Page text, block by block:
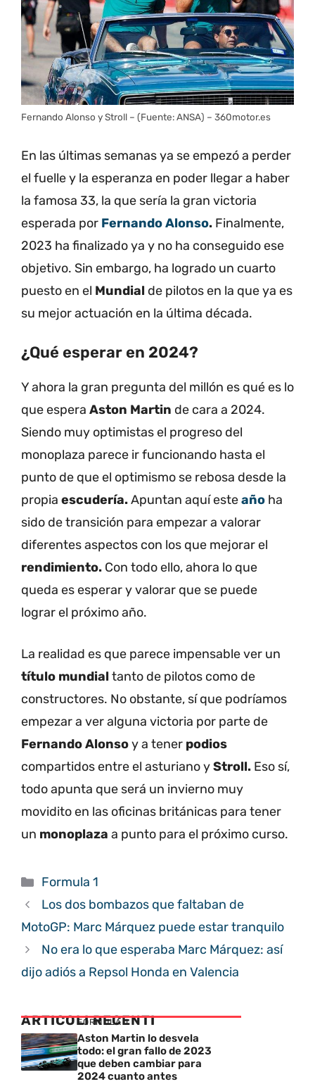
Fernando Alonso y Stroll – (Fuente: ANSA) – 360motor.es
En las últimas semanas ya se empezó a perder
el fuelle y la esperanza en poder llegar a haber
la famosa 33, la que sería la gran victoria
esperada por Fernando Alonso. Finalmente,
2023 ha finalizado ya y no ha conseguido ese
objetivo. Sin embargo, ha logrado un cuarto
puesto en el Mundial de pilotos en la que ya es
su mejor actuación en la última década.
¿Qué esperar en 2024?
Y ahora la gran pregunta del millón es qué es lo
que espera Aston Martin de cara a 2024.
Siendo muy optimistas el progreso del
monoplaza parece ir funcionando hasta el
punto de que el optimismo se rebosa desde la
propia escudería.Apuntan aquí esteaño ha
sido de transición para empezar a valorar
diferentes aspectos con los que mejorar el
rendimiento. Con todo ello, ahora lo que
queda es esperar y valorar que se puede
lograr el próximo año.
La realidad es que parece impensable ver un
título mundial tanto de pilotos como de
constructores. No obstante, sí que podríamos
empezar a ver alguna victoria por parte de
Fernando Alonsoy a tener podios
compartidos entre el asturiano yStroll. Eso sí,
todo apunta que será un invierno muy
movidito en las oficinas británicas para tener
un monoplaza a punto para el próximo curso.
Categorías
Formula 1
Los dos bombazos que faltaban de
MotoGP: Marc Márquez puede estar tranquilo
No era lo que esperaba Marc Márquez: así
dijo adiós a Repsol Honda en Valencia
ARTICOLI RECENTI
FORMULA 1
Aston Martin lo desvela
todo: el gran fallo de 2023
que deben cambiar para
2024 cuanto antes